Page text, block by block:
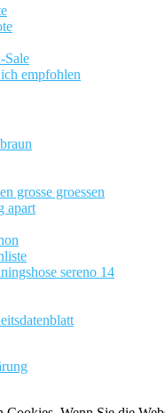
Sale
empfohlen
grosse groessen
apart
sereno 14